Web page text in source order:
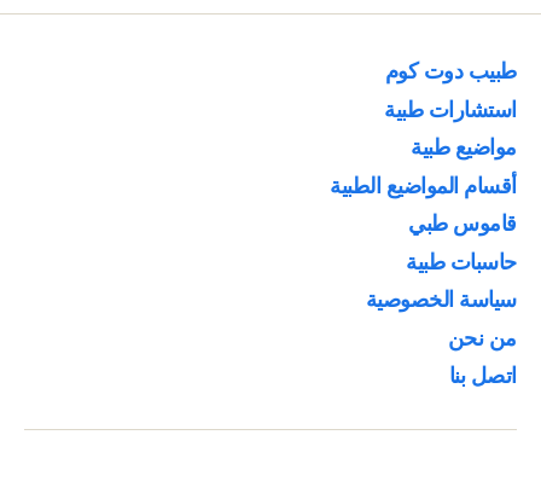
طبيب دوت كوم
استشارات طبية
مواضيع طبية
أقسام المواضيع الطبية
قاموس طبي
حاسبات طبية
سياسة الخصوصية
من نحن
اتصل بنا